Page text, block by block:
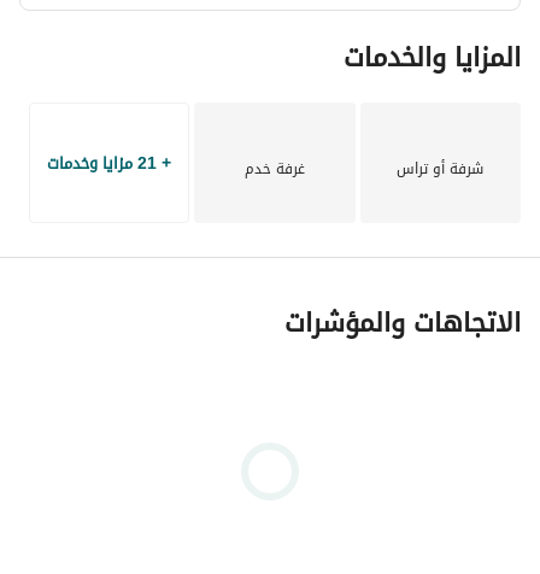
المزايا والخدمات
شرفة أو تراس غرفة خدم + 21 مزايا وخدمات
الاتجاهات والمؤشرات